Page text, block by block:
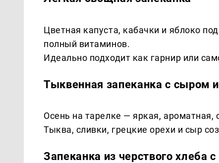
Цветная капуста, кабачки и яблоко
полный витаминов.
Идеально подходит как гарнир или
Тыквенная запеканка с сыром
Осень на тарелке — яркая, ароматная,
Тыква, сливки, грецкие орехи и сыр
Запеканка из черствого хлеба